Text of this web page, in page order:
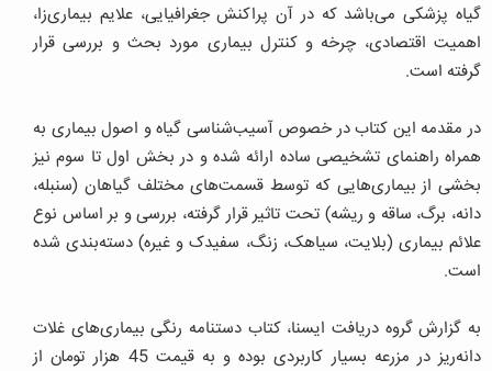
گیاه پزشکی می‌باشد که در آن پراکنش جغرافیایی، علایم بیماری‌زا،
اهمیت اقتصادی، چرخه و کنترل بیماری مورد بحث و بررسی قرار
گرفته است.
در مقدمه این کتاب در خصوص آسیب‌شناسی گیاه و اصول بیماری به
همراه راهنمای تشخیصی ساده ارائه شده و در بخش اول تا سوم نیز
بخشی از بیماری‌هایی که توسط قسمت‌های مختلف گیاهان (سنبله،
دانه، برگ، ساقه و ریشه) تحت تاثیر قرار گرفته، بررسی و بر اساس نوع
علائم بیماری (بلایت، سیاهک، زنگ، سفیدک و غیره) دسته‌بندی شده
است.
به گزارش گروه دریافت ایسنا، کتاب دستنامه رنگی بیماری‌های غلات
دانه‌ریز در مزرعه بسیار کاربردی بوده و به قیمت 45 هزار تومان از